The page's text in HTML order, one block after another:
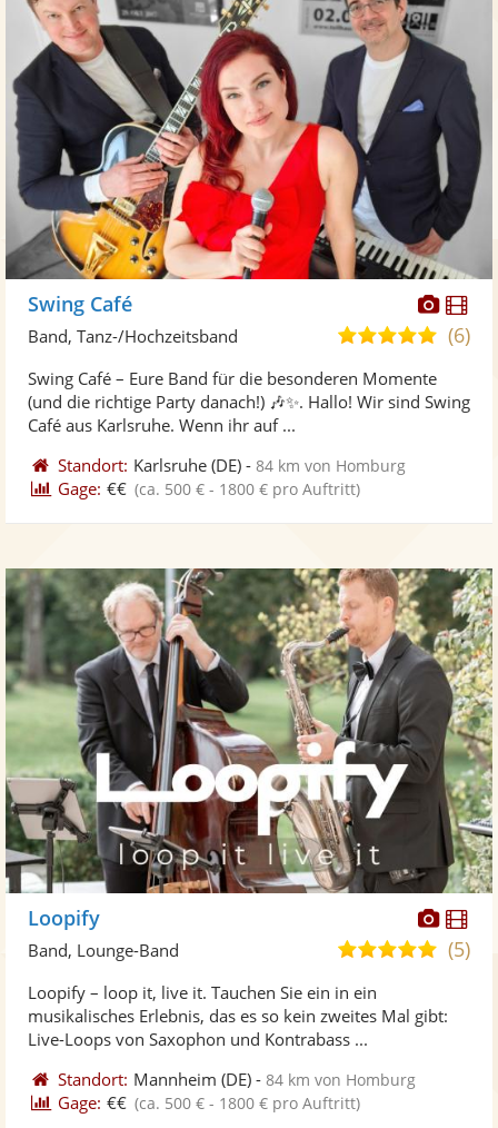
Swing Café
5,0
5
Sternen
(6)
Band, Tanz-/Hochzeitsband
Swing Café – Eure Band für die besonderen Momente
(und die richtige Party danach!) 🎶✨. Hallo! Wir sind Swing
Café aus Karlsruhe. Wenn ihr auf ...
Standort: Karlsruhe (DE) -84 km von Homburg
Gage: €€ (ca. 500 € - 1800 € pro Auftritt)
Loopify
5,0(5)
Band, Lounge-Band
Loopify – loop it, live it. Tauchen Sie ein in ein
musikalisches Erlebnis, das es so kein zweites Mal gibt:
Live-Loops von Saxophon und Kontrabass ...
Standort: Mannheim (DE) -84 km von Homburg
Gage: €€ (ca. 500 € - 1800 € pro Auftritt)